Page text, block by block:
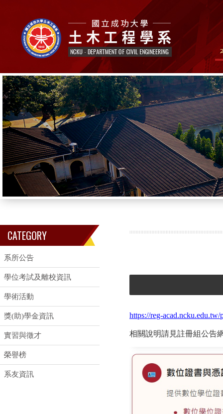
CATEGORY
系所公告
學位考試及離校資訊
學術活動
獎(助)學金資訊
實習與徵才
榮譽榜
系友資訊
https://reg-
相關說明請見註冊組公告